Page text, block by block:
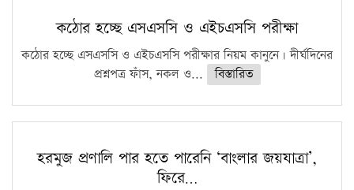
কঠোর হচ্ছে এসএসসি ও এইচএসসি পরীক্ষা
কঠোর হচ্ছে এসএসসি ও এইচএসসি পরীক্ষার নিয়ম কানুনে। দীর্ঘদিনের
প্রশ্নপত্র ফাঁস, নকল ও...
বিস্তারিত
হরমুজ প্রণালি পার হতে পারেনি ‘বাংলার জয়যাত্রা’,
ফিরে…